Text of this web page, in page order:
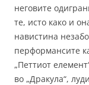
неговите
те, исто како и
навистина
перформансите
„Петтиот
во „Дракула“,